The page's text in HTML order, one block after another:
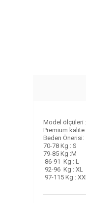
Model ölçüleri
Premium kalite
Beden Önerisi:
70-78 Kg : S
79-85 Kg :M
86-91 Kg : L
92-96 Kg : XL
97-115 Kg :